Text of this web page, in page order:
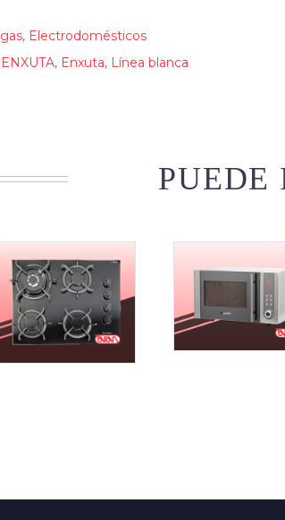
, Electrodomésticos
, Enxuta, Línea blanca
PUEDE